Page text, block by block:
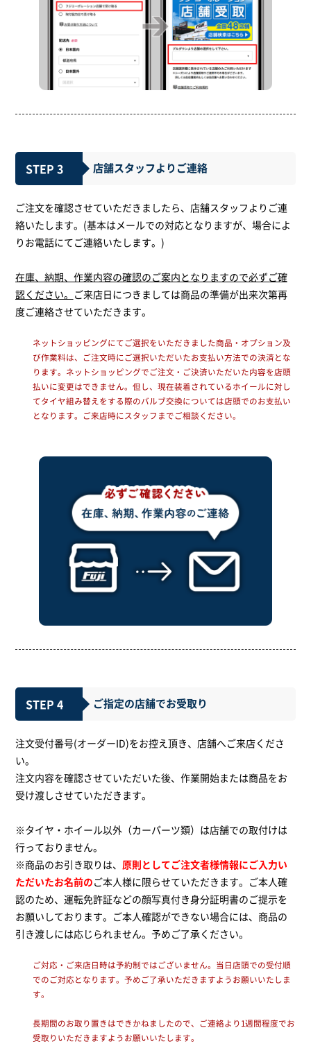
STEP 3 店舗スタッフよりご連絡
ご注文を確認させていただきましたら、店舗スタッフよりご連
絡いたします。(基本はメールでの対応となりますが、場合によ
りお電話にてご連絡いたします。)
在庫、納期、作業内容の確認のご案内となりますので必ずご確
認ください。 ご来店日につきましては商品の準備が出来次第再
度ご連絡させていただきます。
ネットショッピングにてご選択をいただきました商品・オプション及
び作業料は、ご注文時にご選択いただいたお支払い方法での決済とな
ります。ネットショッピングでご注文・ご決済いただいた内容を店頭
払いに変更はできません。但し、現在装着されているホイールに対し
てタイヤ組み替えをする際のバルブ交換については店頭でのお支払い
となります。ご来店時にスタッフまでご相談ください。
STEP 4 ご指定の店舗でお受取り
注文受付番号(オーダーID)をお控え頂き、店舗へご来店くださ
い。
注文内容を確認させていただいた後、作業開始または商品をお
受け渡しさせていただきます。
※タイヤ・ホイール以外（カーパーツ類）は店舗での取付けは
行っておりません。
※商品のお引き取りは、 原則としてご注文者様情報にご入力い
ただいたお名前のご本人様に限らせていただきます。ご本人確
認のため、運転免許証などの顔写真付き身分証明書のご提示を
お願いしております。ご本人確認ができない場合には、商品の
引き渡しには応じられません。予めご了承ください。
ご対応・ご来店日時は予約制ではございません。当日店頭での受付順
でのご対応となります。予めご了承いただきますようお願いいたしま
す。
長期間のお取り置きはできかねましたので、ご連絡より1週間程度でお
受取りいただきますようお願いいたします。